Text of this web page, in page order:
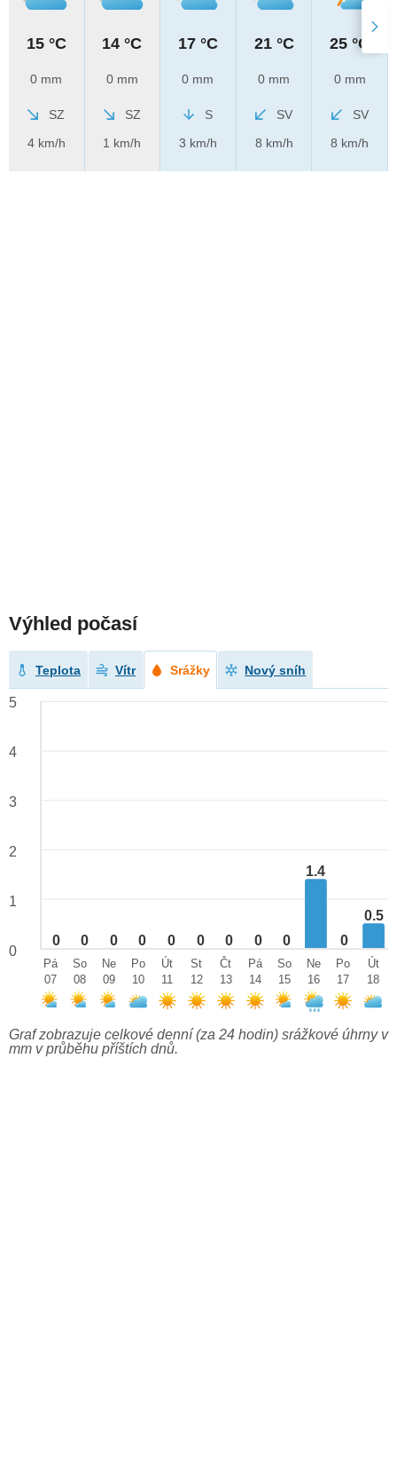
15 °C
0 mm
SZ
4 km/h
14 °C
0 mm
SZ
1 km/h
17 °C
0 mm
S
3 km/h
21 °C
0 mm
SV
8 km/h
25 °C
0 mm
SV
8 km/h
Výhled počasí
Teplota Vítr Srážky Nový sníh
0 0 0 0 0 0 0 0 0
1.4
0
0.5
5
4
3
2
1
0
Pá
07
So
08
Ne
09
Po
10
Út
11
St
12
Čt
13
Pá
14
So
15
Ne
16
Po
17
Út
18
Graf zobrazuje celkové denní (za 24 hodin) srážkové úhrny v
mm v průběhu příštích dnů.